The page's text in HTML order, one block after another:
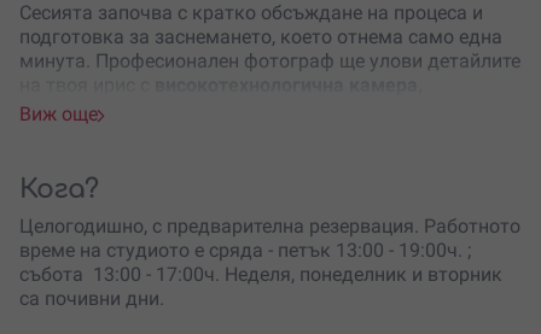
Сесията започва с кратко обсъждане на процеса и
подготовка за заснемането, което отнема само една
минута. Професионален фотограф ще улови детайлите
гарантираща изключително качество
допълнителни ефекти, рамка
специални материали като
дибонд. Готовата снимка/картина се получава с
безплатна доставка до автомат на BOXNOW
Не изпускай възможността да имаш уникален
Виж още
Кога?
Целогодишно, с предварителна резервация. Работното
време на студиото е сряда - петък 13:00 - 19:00ч. ;
събота 13:00 - 17:00ч. Неделя, понеделник и вторник
са почивни дни.